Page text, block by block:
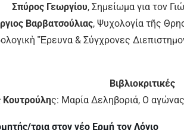
Σπύρος Γεωργίου, Σημείωμα για τον
Βαρβατσούλιας, Ψυχολογία τῆς
Ἔρευνα & Σύγχρονες
Βιβλιοκριτικές
Κουτρούλης: Μαρία Δεληβοριά, Ο
τρια στον νέο Ερμή τον Λόγιο